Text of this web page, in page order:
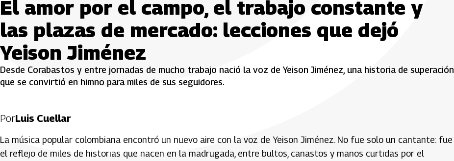
El amor por el campo, el trabajo constante y
las plazas de mercado: lecciones que dejó
Yeison Jiménez
Desde Corabastos y entre jornadas de mucho trabajo nació la voz de Yeison Jiménez, una historia de superación
que se convirtió en himno para miles de sus seguidores.
PorLuis Cuellar
La música popular colombiana encontró un nuevo aire con la voz de Yeison Jiménez. No fue solo un cantante: fue
el reflejo de miles de historias que nacen en la madrugada, entre bultos, canastos y manos curtidas por el